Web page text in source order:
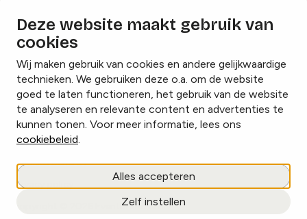
Deze website maakt gebruik van
cookies
Wij maken gebruik van cookies en andere gelijkwaardige
technieken. We gebruiken deze o.a. om de website
goed te laten functioneren, het gebruik van de website
te analyseren en relevante content en advertenties te
kunnen tonen. Voor meer informatie, lees ons
cookiebeleid.
Alles accepteren
Zelf instellen
Lees onze Festival Specials
InstagramFacebookLinkedIn
Cookies beheren
Privacy policy
copyright © 2026 Eventbranche.nl